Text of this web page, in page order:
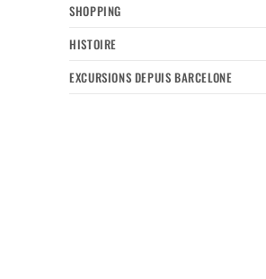
SHOPPING
HISTOIRE
EXCURSIONS DEPUIS BARCELONE